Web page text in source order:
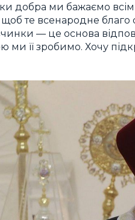
добра ми бажаємо
щоб те всенародне благо
— це основа
ми її зробимо. Хочу